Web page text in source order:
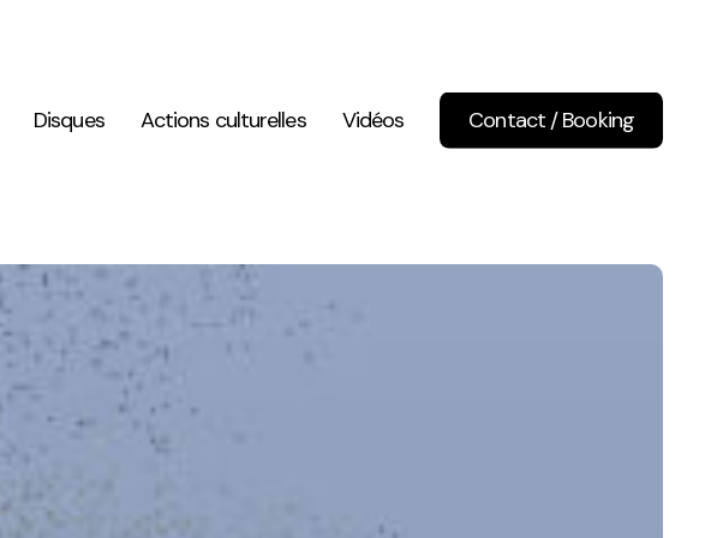
Disques Actions culturelles Vidéos Contact / Booking